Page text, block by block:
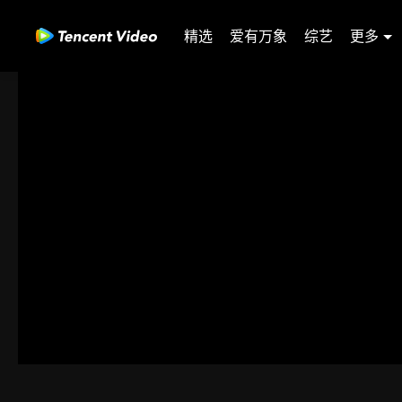
精选 爱有万象 综艺 更多